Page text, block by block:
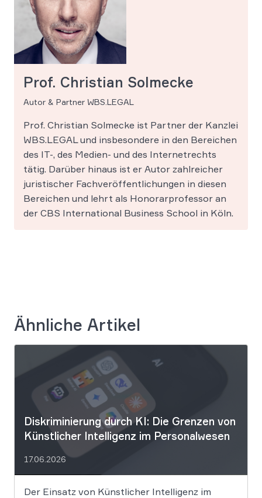
Prof. Christian Solmecke
Autor & Partner WBS.LEGAL
Prof. Christian Solmecke ist Partner der Kanzlei
WBS.LEGAL und insbesondere in den Bereichen
des IT-, des Medien- und des Internetrechts
tätig. Darüber hinaus ist er Autor zahlreicher
juristischer Fachveröffentlichungen in diesen
Bereichen und lehrt als Honorarprofessor an
der CBS International Business School in Köln.
Ähnliche Artikel
Diskriminierung durch KI: Die Grenzen von
Künstlicher Intelligenz im Personalwesen
17.06.2026
Der Einsatz von Künstlicher Intelligenz im